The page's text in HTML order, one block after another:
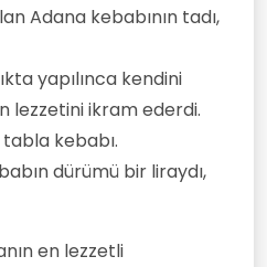
Adana kebabının tadı,
yapılınca kendini
lezzetini ikram ederdi.
kebabı.
dürümü bir liraydı,
en lezzetli